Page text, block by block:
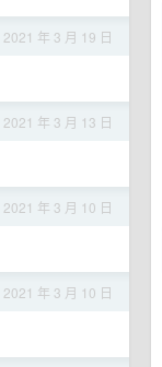
2021 年 3 月 19 日
2021 年 3 月 13 日
2021 年 3 月 10 日
2021 年 3 月 10 日